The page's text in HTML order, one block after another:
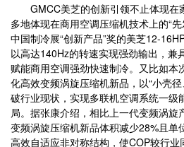
GMCC美芝的创新引领不止体现在
多地体现在商用空调压缩机技术上的“
中国制冷展“创新产品”奖的美芝12-
以高达140Hz的转速实现强劲输出，兼
赋能商用空调强劲快速制冷。又比如本
化高效变频涡旋压缩机新品，以“小壳
破行业现状，实现多联机空调系统一级
局。据张康介绍，相比上一代变频涡旋
变频涡旋压缩机新品体积减少28%且单
高效自适应非对称结构，使COP较行